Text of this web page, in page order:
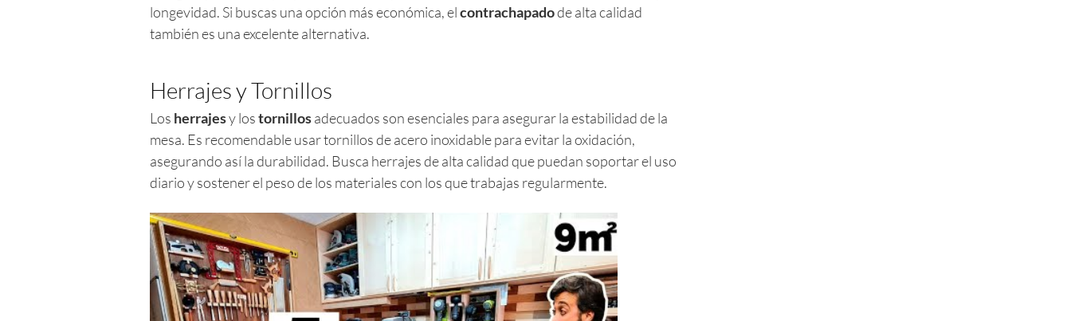
longevidad. Si buscas una opción más económica, elcontrachapadode alta calidad
también es una excelente alternativa.
Herrajes y Tornillos
Los herrajesy lostornillosadecuados son esenciales para asegurar la estabilidad de la
mesa. Es recomendable usar tornillos de acero inoxidable para evitar la oxidación,
asegurando así la durabilidad. Busca herrajes de alta calidad que puedan soportar el uso
diario y sostener el peso de los materiales con los que trabajas regularmente.